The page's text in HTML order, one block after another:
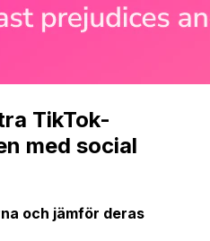
TikTok-
med social
och jämför deras